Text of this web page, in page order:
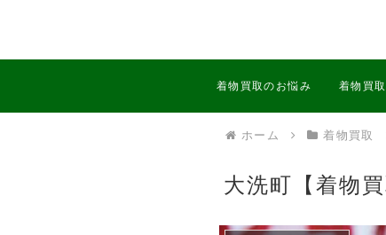
着物買取のお悩み 着物買
ホーム 着物買取
大洗町【着物